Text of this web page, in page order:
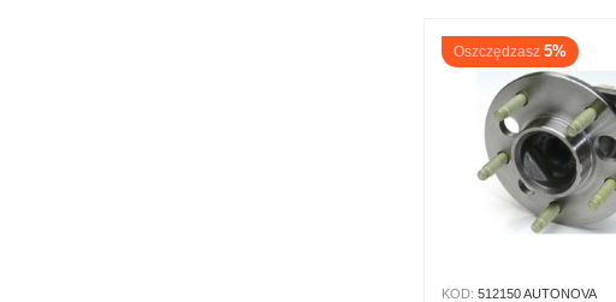
Oszczędzasz 5%
KOD: 512150 AUTONOVA